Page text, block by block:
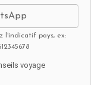
l'indicatif pays, ex:
voyage